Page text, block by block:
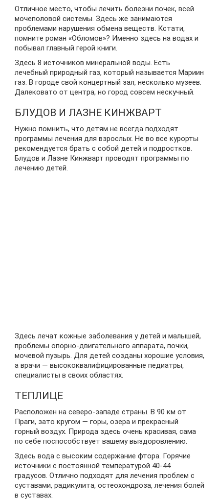
Отличное место, чтобы лечить болезни почек, всей
мочеполовой системы. Здесь же занимаются
проблемами нарушения обмена веществ. Кстати,
помните роман «Обломов»? Именно здесь на водах и
побывал главный герой книги.
Здесь 8 источников минеральной воды. Есть
лечебный природный газ, который называется Мариин
газ. В городе свой концертный зал, несколько музеев.
Далековато от центра, но город совсем нескучный.
БЛУДОВ И ЛАЗНЕ КИНЖВАРТ
Нужно помнить, что детям не всегда подходят
программы лечения для взрослых. Не во все курорты
рекомендуется брать с собой детей и подростков.
Блудов и Лазне Кинжварт проводят программы по
лечению детей.
Здесь лечат кожные заболевания у детей и малышей,
проблемы опорно-двигательного аппарата, почки,
мочевой пузырь. Для детей созданы хорошие условия,
а врачи — высококвалифицированные педиатры,
специалисты в своих областях.
ТЕПЛИЦЕ
Расположен на северо-западе страны. В 90 км от
Праги, зато кругом — горы, озера и прекрасный
горный воздух. Природа здесь очень красивая, сама
по себе поспособствует вашему выздоровлению.
Здесь вода с высоким содержание фтора. Горячие
источники с постоянной температурой 40-44
градусов. Отлично подходят для лечения проблем с
суставами, радикулита, остеохондроза, лечения болей
в суставах.